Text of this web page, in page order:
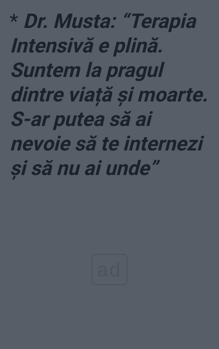
* Dr. Musta: “Terapia
Intensivă e plină.
Suntem la pragul
dintre viață și moarte.
S-ar putea să ai
nevoie să te internezi
și să nu ai unde”